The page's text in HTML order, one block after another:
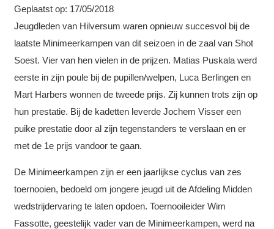
Geplaatst op: 17/05/2018
Jeugdleden van Hilversum waren opnieuw succesvol bij de
laatste Minimeerkampen van dit seizoen in de zaal van Shot
Soest. Vier van hen vielen in de prijzen. Matias Puskala werd
eerste in zijn poule bij de pupillen/welpen, Luca Berlingen en
Mart Harbers wonnen de tweede prijs. Zij kunnen trots zijn op
hun prestatie. Bij de kadetten leverde Jochem Visser een
puike prestatie door al zijn tegenstanders te verslaan en er
met de 1e prijs vandoor te gaan.
De Minimeerkampen zijn er een jaarlijkse cyclus van zes
toernooien, bedoeld om jongere jeugd uit de Afdeling Midden
wedstrijdervaring te laten opdoen. Toernooileider Wim
Fassotte, geestelijk vader van de Minimeerkampen, werd na